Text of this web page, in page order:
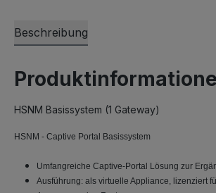
Beschreibung
HSNM Basissystem (1 Gateway)
HSNM - Captive Portal Basissystem
Umfangreiche Captive-Portal Lösung zur
Ausführung: als virtuelle Appliance, lizenziert